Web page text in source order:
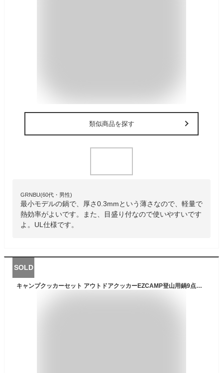
類似商品を探す
GRNBU(60代・男性)
最小モデルの鍋で、厚さ0.3mmという薄さなので、軽量で
熱効率がよいです。また、目盛り付なので使いやすいです
よ。UL仕様です。
SOLD
キャンプクッカーセット アウトドアクッカーEZCAMP登山用鍋9点セット 超軽量コンパクト 折り畳み式 2−3人適応